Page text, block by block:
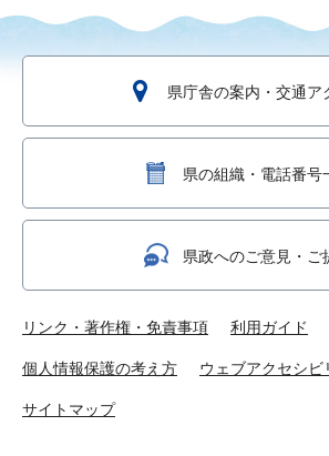
県庁舎の案内・交通ア
県の組織・電話番号
県政へのご意見・ご
リンク・著作権・免責事項 利用ガイド
個人情報保護の考え方 ウェブアクセシビ
サイトマップ